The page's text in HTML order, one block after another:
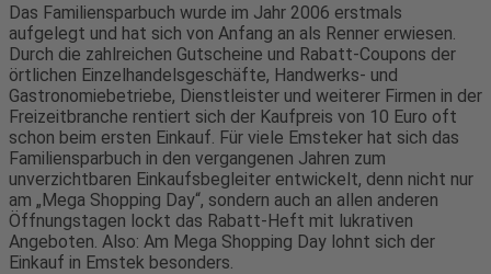
Das Familiensparbuch wurde im Jahr 2006 erstmals
aufgelegt und hat sich von Anfang an als Renner erwiesen.
Durch die zahlreichen Gutscheine und Rabatt-Coupons der
örtlichen Einzelhandelsgeschäfte, Handwerks- und
Gastronomiebetriebe, Dienstleister und weiterer Firmen in der
Freizeitbranche rentiert sich der Kaufpreis von 10 Euro oft
schon beim ersten Einkauf. Für viele Emsteker hat sich das
Familiensparbuch in den vergangenen Jahren zum
unverzichtbaren Einkaufsbegleiter entwickelt, denn nicht nur
am „Mega Shopping Day“, sondern auch an allen anderen
Öffnungstagen lockt das Rabatt-Heft mit lukrativen
Angeboten. Also: Am Mega Shopping Day lohnt sich der
Einkauf in Emstek besonders.